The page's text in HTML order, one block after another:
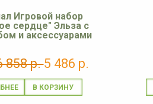
Игровой набор
сердце" Эльза с
и аксессуарами
858 р.5 486 р.